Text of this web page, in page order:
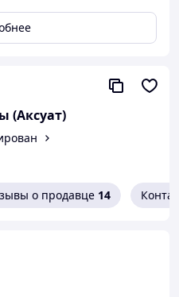
КАМАЗ, ГАЗ, УАЗ.
качество от заводов-
оптовым клиентам.
(Аксуат)
о продавце 14